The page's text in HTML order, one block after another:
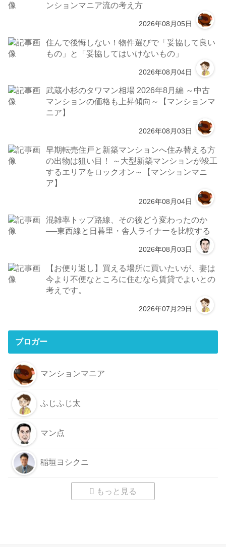
ンションマニア流の考え方
2026年08月05日
住んで後悔しない！物件選びで「妥協して良い
もの」と「妥協してはいけないもの」
2026年08月04日
武蔵小杉のタワマン相場 2026年8月編 ～中古
マンションの価格も上昇傾向～【マンションマ
ニア】
2026年08月03日
早期転売住戸と新築マンションへ住み替える方
の出物は狙い目！ ～大型新築マンションが竣工
するエリアをロックオン～【マンションマニ
ア】
2026年08月04日
混雑率トップ路線、その後どう変わったのか
──東西線と日暮里・舎人ライナーを比較する
2026年08月03日
【お便り返し】買える場所に買いたいが、妻は
今より不便なところに住むなら賃貸でよいとの
考えです。
2026年07月29日
ブロガー
マンションマニア
ふじふじ太
マン点
稲垣ヨシクニ
もっと見る